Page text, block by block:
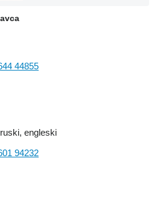
44855
engleski
94232